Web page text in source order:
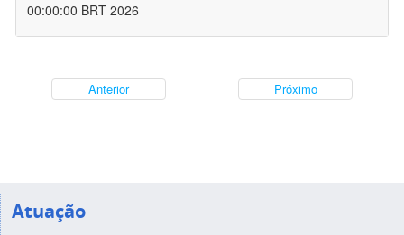
00:00:00 BRT 2026
Anterior Próximo
Atuação